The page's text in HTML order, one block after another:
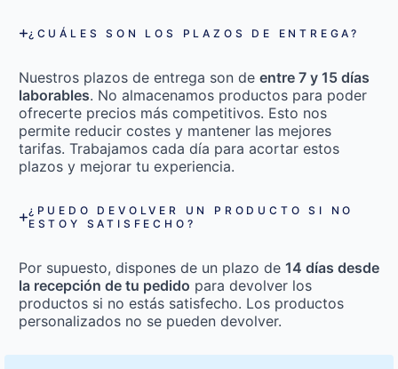
¿CUÁLES SON LOS PLAZOS DE ENTREGA?
Nuestros plazos de entrega son de entre 7 y 15 días
laborables. No almacenamos productos para poder
ofrecerte precios más competitivos. Esto nos
permite reducir costes y mantener las mejores
tarifas. Trabajamos cada día para acortar estos
plazos y mejorar tu experiencia.
¿PUEDO DEVOLVER UN PRODUCTO SI NO
ESTOY SATISFECHO?
Por supuesto, dispones de un plazo de 14 días desde
la recepción de tu pedido para devolver los
productos si no estás satisfecho. Los productos
personalizados no se pueden devolver.